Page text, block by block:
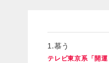
1.慕う
テレビ東京系「開